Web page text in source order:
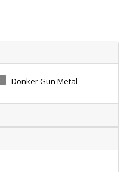
Donker Gun Metal